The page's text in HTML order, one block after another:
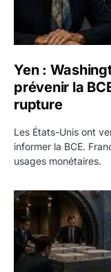
Yen :
prévenir la
rupture
Les États-Unis ont
informer la BCE.
usages monétaires.
Jane Street